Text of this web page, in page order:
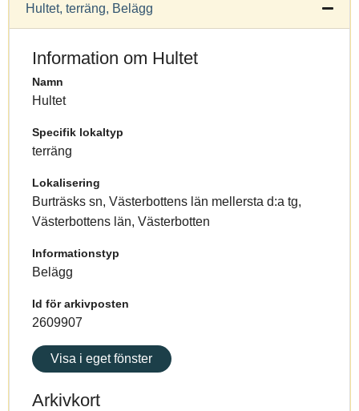
Hultet, terräng, Belägg
Information om Hultet
Namn
Hultet
Specifik lokaltyp
terräng
Lokalisering
Burträsks sn, Västerbottens län mellersta d:a tg,
Västerbottens län, Västerbotten
Informationstyp
Belägg
Id för arkivposten
2609907
Visa i eget fönster
Arkivkort